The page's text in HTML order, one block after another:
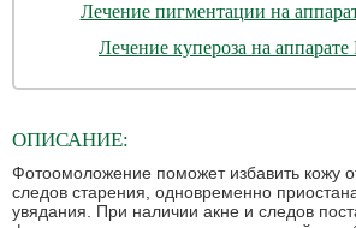
Лечение пигментации на
Лечение купероза на
ОПИСАНИЕ:
Фотоомоложение поможет избавить кожу
следов старения, одновременно
увядания. При наличии акне и следов